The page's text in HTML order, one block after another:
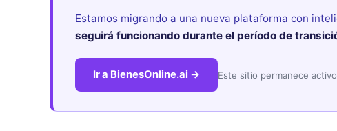
Estamos migrando a una nueva plataforma con
seguirá funcionando durante el período de
Ir a BienesOnline.ai → Este sitio permanece